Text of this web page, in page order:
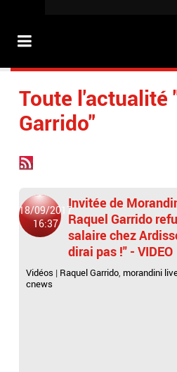
Toute l'actualité
Garrido"
18/09/2017
16:37
Invitée de
Raquel Garrido
salaire chez
dirai pas !" - VIDEO
Vidéos | Raquel Garrido, morandini
cnews